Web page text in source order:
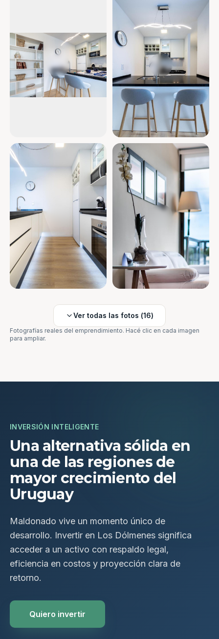
Ver todas las fotos (16)
Fotografías reales del emprendimiento. Hacé clic en cada imagen
para ampliar.
INVERSIÓN INTELIGENTE
Una alternativa sólida en
una de las regiones de
mayor crecimiento del
Uruguay
Maldonado vive un momento único de
desarrollo. Invertir en Los Dólmenes significa
acceder a un activo con respaldo legal,
eficiencia en costos y proyección clara de
retorno.
Quiero invertir